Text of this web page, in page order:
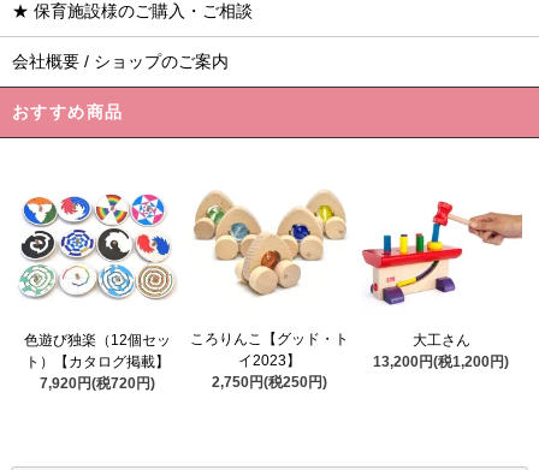
★ 保育施設様のご購入・ご相談
会社概要 / ショップのご案内
おすすめ商品
色遊び独楽（12個セッ
ト）【カタログ掲載】
7,920円(税720円)
ころりんこ【グッド・ト
イ2023】
2,750円(税250円)
大工さん
13,200円(税1,200円)